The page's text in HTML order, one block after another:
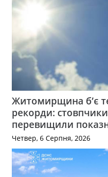
Житомирщина б’є
рекорди:
перевищили
Четвер, 6 Серпня, 2026